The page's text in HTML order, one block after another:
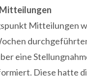
Mitteilungen
eine
Diese hatte